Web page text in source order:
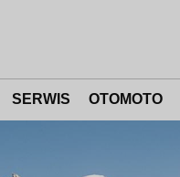
SERWIS OTOMOTO